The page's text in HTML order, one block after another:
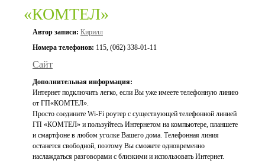
«КОМТЕЛ»
Автор записи: Кирилл
Номера телефонов: 115, (062) 338-01-11
Сайт
Дополнительная информация:
Интернет подключить легко, если Вы уже имеете телефонную линию
от ГП«КОМТЕЛ».
Просто соедините Wi-Fi роутер с существующей телефонной линией
ГП «КОМТЕЛ» и пользуйтесь Интернетом на компьютере, планшете
и смартфоне в любом уголке Вашего дома. Телефонная линия
останется свободной, поэтому Вы сможете одновременно
наслаждаться разговорами с близкими и использовать Интернет.